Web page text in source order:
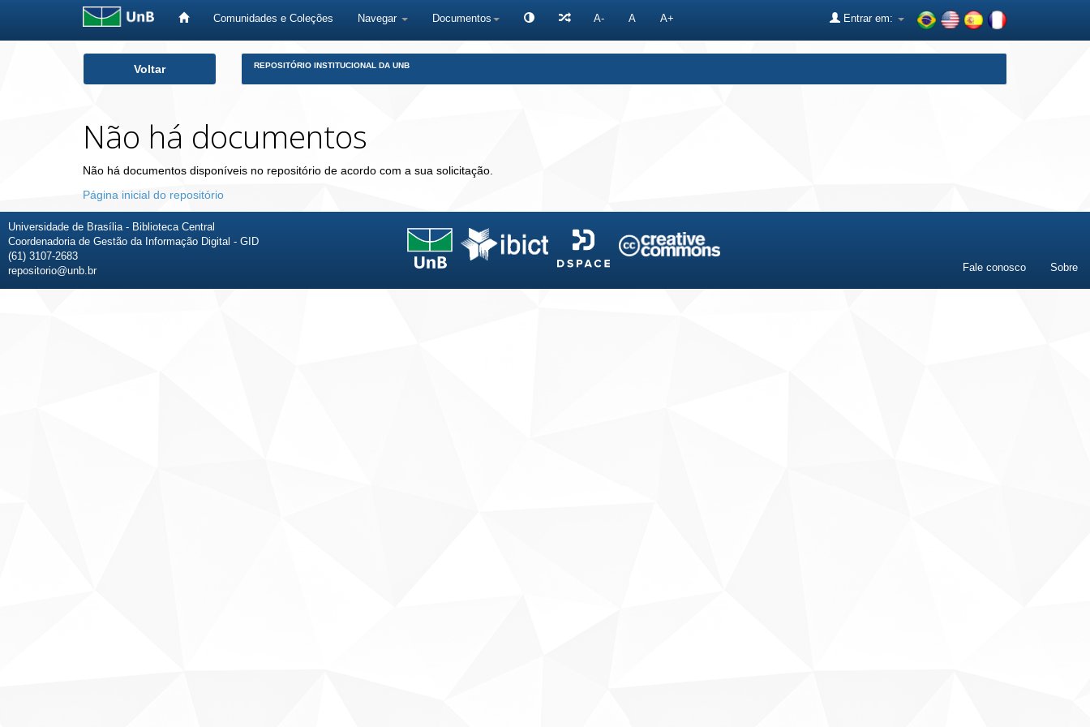
Comunidades e Coleções Navegar Documentos A- A A+ Entrar em:
Voltar REPOSITÓRIO INSTITUCIONAL DA UNB
Não há documentos
Não há documentos disponíveis no repositório de acordo com a sua solicitação.
Página inicial do repositório
Universidade de Brasília - Biblioteca Central
Coordenadoria de Gestão da Informação Digital - GID
(61) 3107-2683
repositorio@unb.br
Fale conosco Sobre